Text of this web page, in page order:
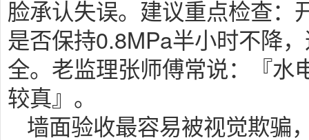
脸承认失误。建议重点检查：
是否保持0.8MPa半小时不降
全。老监理张师傅常说：『水
较真』。
墙面验收最容易被视觉欺骗